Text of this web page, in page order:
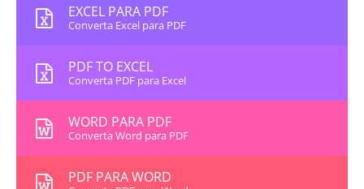
EXCEL PARA PDF
Converta Excel para PDF
PDF TO EXCEL
Converta PDF para Excel
WORD PARA PDF
Converta Word para PDF
PDF PARA WORD